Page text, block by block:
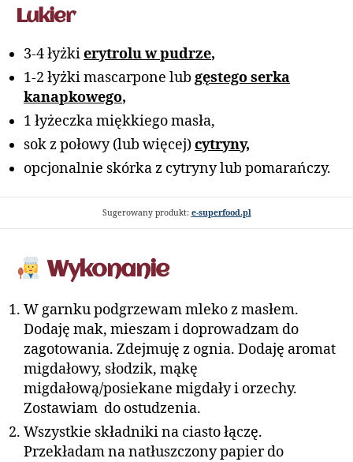
Lukier
3-4 łyżkierytroluwpudrze,
1-2 łyżki mascarpone lub gęstego serka
kanapkowego,
1 łyżeczka miękkiego masła,
sok z połowy (lub więcej)cytryny,
opcjonalnie skórka z cytryny lub pomarańczy.
Sugerowany produkt: e-superfood.pl
Wykonanie
W garnku podgrzewam mleko z masłem.
Dodaję mak, mieszam i doprowadzam do
zagotowania. Zdejmuję z ognia. Dodaję aromat
migdałowy, słodzik, mąkę
migdałową/posiekane migdały i orzechy.
Zostawiam do ostudzenia.
Wszystkie składniki na ciasto łączę.
Przekładam na natłuszczony papier do